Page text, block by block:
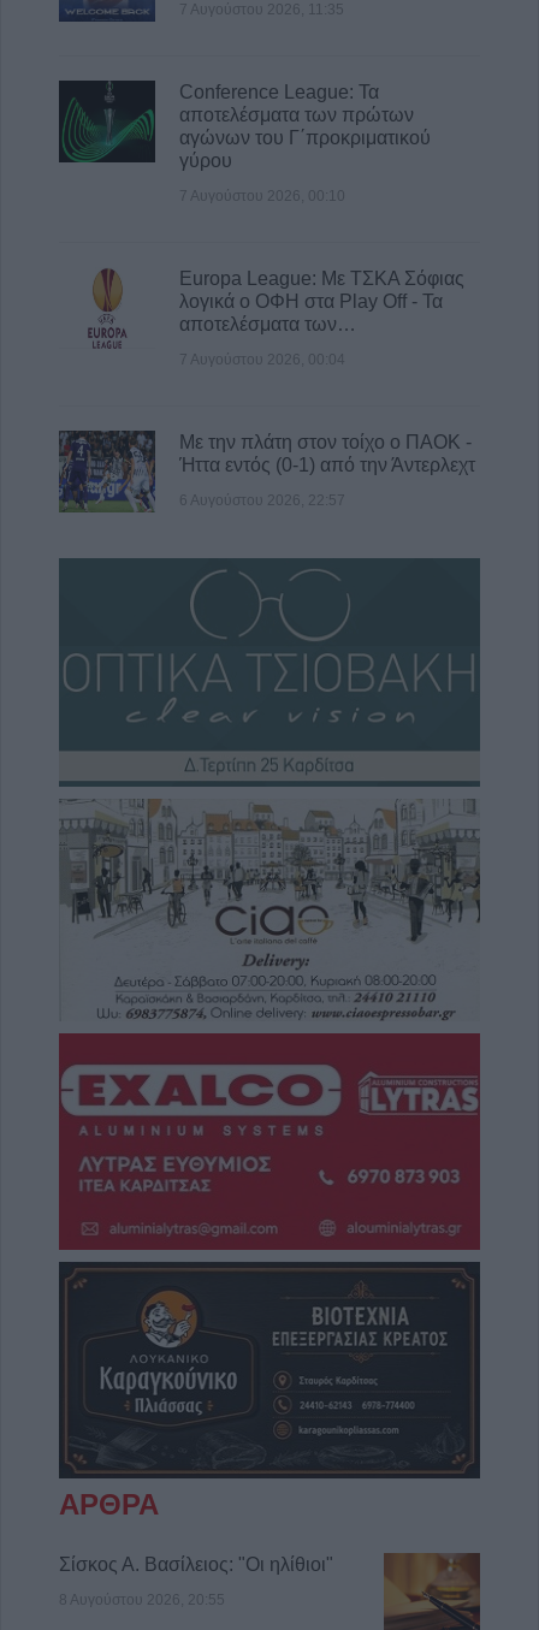
7 Αυγούστου 2026, 11:35
Conference League: Τα
αποτελέσματα των πρώτων
αγώνων του Γ΄προκριματικού
γύρου
7 Αυγούστου 2026, 00:10
Europa League: Με ΤΣΚΑ Σόφιας
λογικά ο ΟΦΗ στα Play Off - Τα
αποτελέσματα των…
7 Αυγούστου 2026, 00:04
Με την πλάτη στον τοίχο ο ΠΑΟΚ -
Ήττα εντός (0-1) από την Άντερλεχτ
6 Αυγούστου 2026, 22:57
ΑΡΘΡΑ
Σίσκος Α. Βασίλειος: "Οι ηλίθιοι"
8 Αυγούστου 2026, 20:55